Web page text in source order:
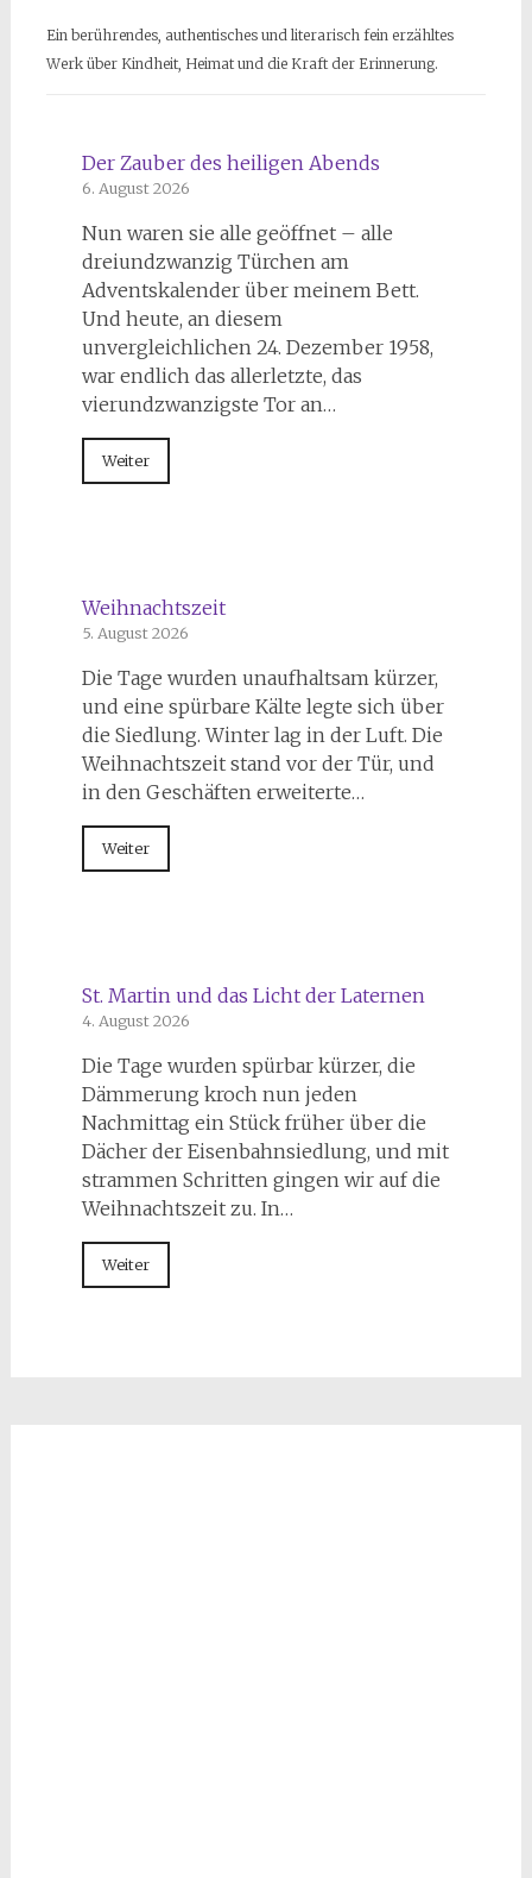
Ein berührendes, authentisches und literarisch fein erzähltes
Werk über Kindheit, Heimat und die Kraft der Erinnerung.
Der Zauber des heiligen Abends
6. August 2026
Nun waren sie alle geöffnet – alle
dreiundzwanzig Türchen am
Adventskalender über meinem Bett.
Und heute, an diesem
unvergleichlichen 24. Dezember 1958,
war endlich das allerletzte, das
vierundzwanzigste Tor an…
Weiter
Weihnachtszeit
5. August 2026
Die Tage wurden unaufhaltsam kürzer,
und eine spürbare Kälte legte sich über
die Siedlung. Winter lag in der Luft. Die
Weihnachtszeit stand vor der Tür, und
in den Geschäften erweiterte…
Weiter
St. Martin und das Licht der Laternen
4. August 2026
Die Tage wurden spürbar kürzer, die
Dämmerung kroch nun jeden
Nachmittag ein Stück früher über die
Dächer der Eisenbahnsiedlung, und mit
strammen Schritten gingen wir auf die
Weihnachtszeit zu. In…
Weiter